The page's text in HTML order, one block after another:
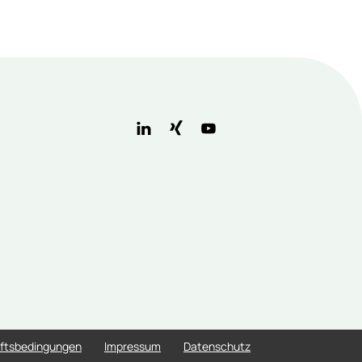
Impressum Datenschutz